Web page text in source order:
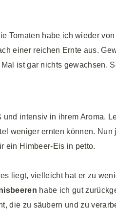
Tomaten habe ich wieder
einer reichen Ernte aus.
ist gar nichts gewachsen.
intensiv in ihrem Aroma.
weniger ernten können. Nun
ein Himbeer-Eis in petto.
liegt, vielleicht hat er zu
habe ich gut
die zu säubern und zu